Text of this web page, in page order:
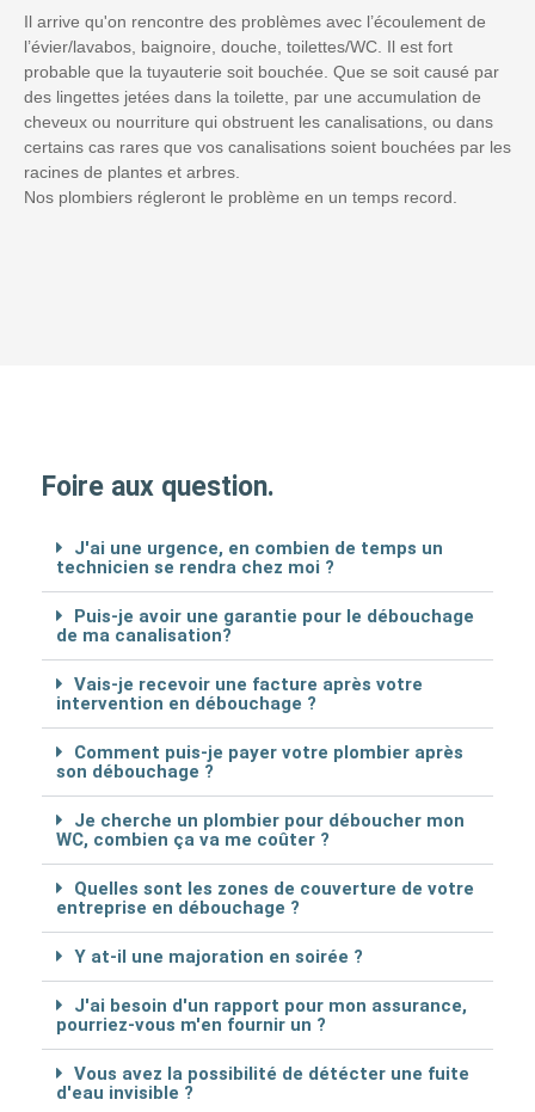
Il arrive qu'on rencontre des problèmes avec l’écoulement de
l’évier/lavabos, baignoire, douche, toilettes/WC. Il est fort
probable que la tuyauterie soit bouchée. Que se soit causé par
des lingettes jetées dans la toilette, par une accumulation de
cheveux ou nourriture qui obstruent les canalisations, ou dans
certains cas rares que vos canalisations soient bouchées par les
racines de plantes et arbres.
Nos plombiers régleront le problème en un temps record.
Foire aux question.
J'ai une urgence, en combien de temps un
technicien se rendra chez moi ?
Puis-je avoir une garantie pour le débouchage
de ma canalisation?
Vais-je recevoir une facture après votre
intervention en débouchage ?
Comment puis-je payer votre plombier après
son débouchage ?
Je cherche un plombier pour déboucher mon
WC, combien ça va me coûter ?
Quelles sont les zones de couverture de votre
entreprise en débouchage ?
Y at-il une majoration en soirée ?
J'ai besoin d'un rapport pour mon assurance,
pourriez-vous m'en fournir un ?
Vous avez la possibilité de détécter une fuite
d'eau invisible ?